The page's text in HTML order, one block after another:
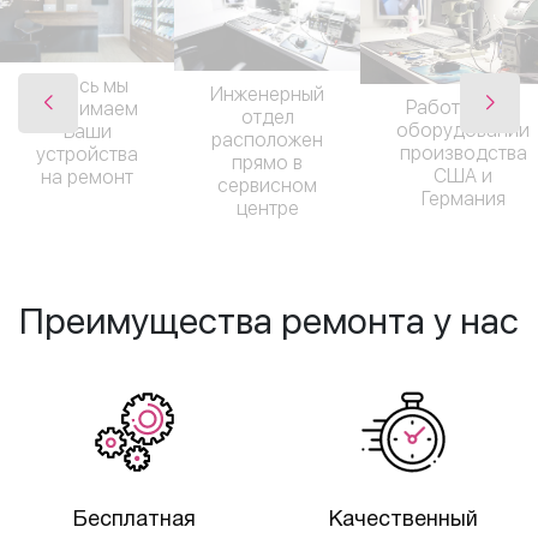
Здесь мы
принимаем
Ваши
устройства
на ремонт
Инженерный
отдел
расположен
прямо в
сервисном
центре
Работаем на
оборудовании
производства
США и
Германия
Преимущества ремонта у нас
Бесплатная
Качественный